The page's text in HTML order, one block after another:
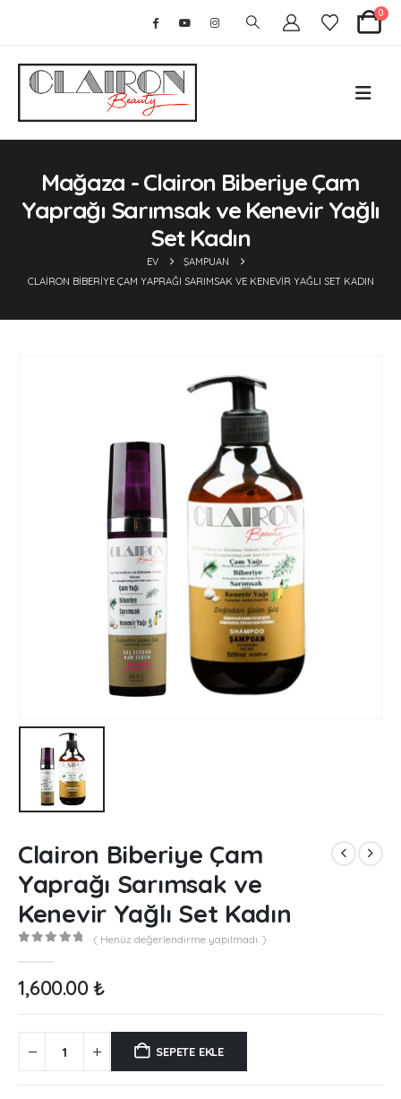
0
Mağaza - Clairon Biberiye Çam
Yaprağı Sarımsak ve Kenevir Yağlı
Set Kadın
EV
ŞAMPUAN
CLAIRON BIBERIYE ÇAM YAPRAĞI SARIMSAK VE KENEVIR YAĞLI SET KADIN
Clairon Biberiye Çam
Yaprağı Sarımsak ve
Kenevir Yağlı Set Kadın
( Henüz değerlendirme yapılmadı. )
1,600.00₺
SEPETE EKLE